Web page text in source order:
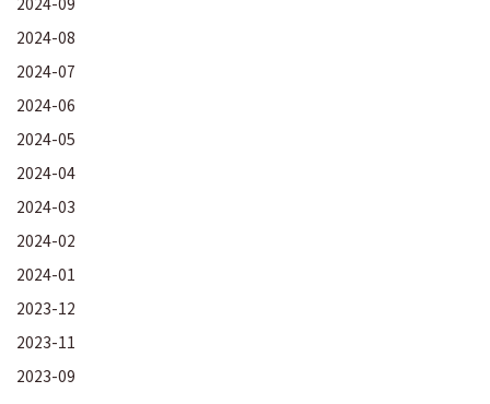
2024-08
2024-07
2024-06
2024-05
2024-04
2024-03
2024-02
2024-01
2023-12
2023-11
2023-09